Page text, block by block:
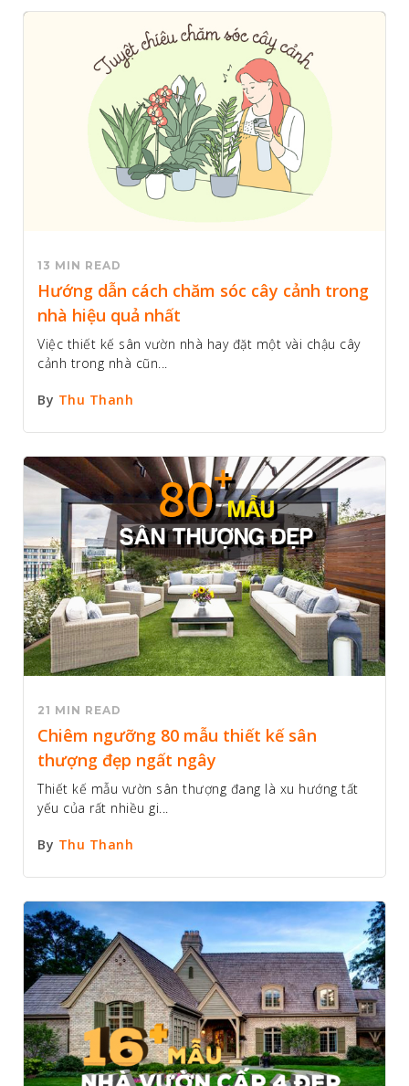
13 MIN READ
Hướng dẫn cách chăm sóc cây cảnh trong
nhà hiệu quả nhất
Việc thiết kế sân vườn nhà hay đặt một vài chậu cây
cảnh trong nhà cũn...
By Thu Thanh
21 MIN READ
Chiêm ngưỡng 80 mẫu thiết kế sân
thượng đẹp ngất ngây
Thiết kế mẫu vườn sân thượng đang là xu hướng tất
yếu của rất nhiều gi...
By Thu Thanh